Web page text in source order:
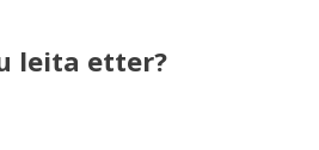
leita etter?